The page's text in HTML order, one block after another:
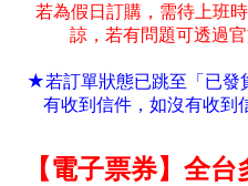
若為假日訂購 ， 需待上班
諒 ， 若有問題可透過
★若訂單狀態已跳至「已發
有收到信件 ， 如沒有收到
【電子票券】全